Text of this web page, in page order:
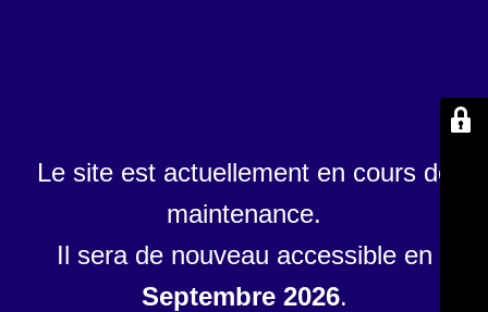
Le site est actuellement en cours de
maintenance.
Il sera de nouveau accessible en
Septembre 2026.